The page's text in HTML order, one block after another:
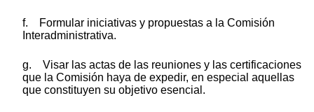
f. Formular iniciativas y propuestas a la Comisión
Interadministrativa.
g. Visar las actas de las reuniones y las certificaciones
que la Comisión haya de expedir, en especial aquellas
que constituyen su objetivo esencial.